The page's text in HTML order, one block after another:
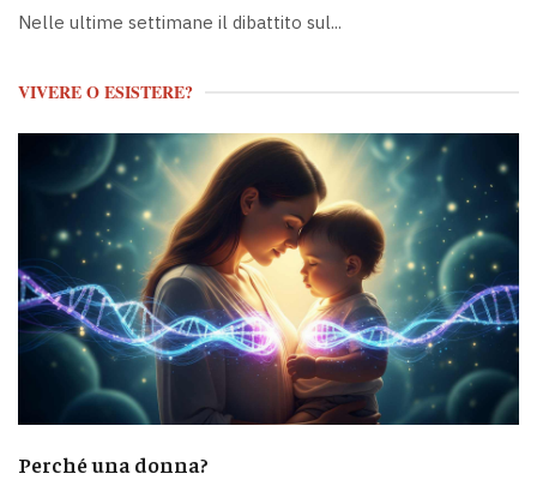
Nelle ultime settimane il dibattito sul...
VIVERE O ESISTERE?
Perché una donna?